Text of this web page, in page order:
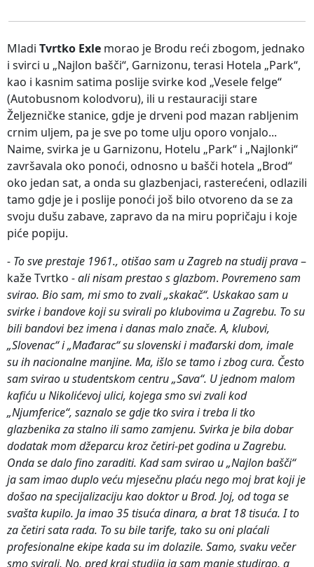
Mladi Tvrtko Exle morao je Brodu reći zbogom, jednako
i svirci u „Najlon bašči“, Garnizonu, terasi Hotela „Park“,
kao i kasnim satima poslije svirke kod „Vesele felge“
(Autobusnom kolodvoru), ili u restauraciji stare
Željezničke stanice, gdje je drveni pod mazan rabljenim
crnim uljem, pa je sve po tome ulju oporo vonjalo...
Naime, svirka je u Garnizonu, Hotelu „Park“ i „Najlonki“
završavala oko ponoći, odnosno u bašči hotela „Brod“
oko jedan sat, a onda su glazbenjaci, rasterećeni, odlazili
tamo gdje je i poslije ponoći još bilo otvoreno da se za
svoju dušu zabave, zapravo da na miru popričaju i koje
piće popiju.
- To sve prestaje 1961., otišao sam u Zagreb na studijprava–
kaže Tvrtko - ali nisam prestao s glazbom. Povremeno sam
svirao. Bio sam, mi smo to zvali „skakač“. Uskakao sam u
svirke i bandove koji su svirali po klubovima u Zagrebu. To su
bili bandovi bez imena i danas malo znače. A, klubovi,
„Slovenac“ i „Mađarac“ su slovenski i mađarski dom, imale
su ih nacionalne manjine. Ma, išlo se tamo i zbog cura. Često
sam svirao u studentskom centru „Sava“. U jednom malom
kafiću u Nikolićevoj ulici, kojega smo svi zvali kod
„Njumferice“, saznalo se gdje tko svira i treba li tko
glazbenika za stalno ili samo zamjenu. Svirka je bila dobar
dodatak mom džeparcu kroz četiri-pet godina u Zagrebu.
Onda se dalo fino zaraditi. Kad sam svirao u „Najlon bašči“
ja sam imao duplo veću mjesečnu plaću nego moj brat koji je
došao na specijalizaciju kao doktor u Brod. Joj, od toga se
svašta kupilo. Ja imao 35 tisuća dinara, a brat 18 tisuća. I to
za četiri sata rada. To su bile tarife, tako su oni plaćali
profesionalne ekipe kada su im dolazile. Samo, svaku večer
smo svirali. No, pred kraj studija ja sam manje studirao, a